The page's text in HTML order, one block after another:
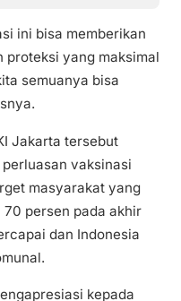
ini bisa memberikan
proteksi yang maksimal
semuanya bisa
Jakarta tersebut
vaksinasi
masyarakat yang
persen pada akhir
dan Indonesia
kepada